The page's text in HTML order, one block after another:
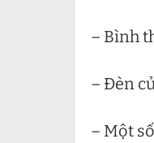
– Bình
– Đèn
– Một